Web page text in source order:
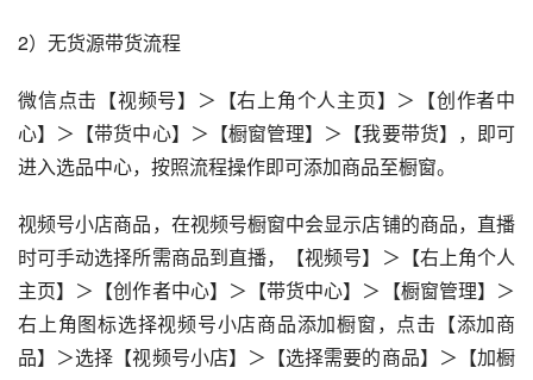
2）无货源带货流程
微信点击【视频号】＞【右上角个人主页】＞【创作者中
心】＞【带货中心】＞【橱窗管理】＞【我要带货】，即可
进入选品中心，按照流程操作即可添加商品至橱窗。
视频号小店商品，在视频号橱窗中会显示店铺的商品，直播
时可手动选择所需商品到直播，【视频号】＞【右上角个人
主页】＞【创作者中心】＞【带货中心】＞【橱窗管理】＞
右上角图标选择视频号小店商品添加橱窗，点击【添加商
品】＞选择【视频号小店】＞【选择需要的商品】＞【加橱